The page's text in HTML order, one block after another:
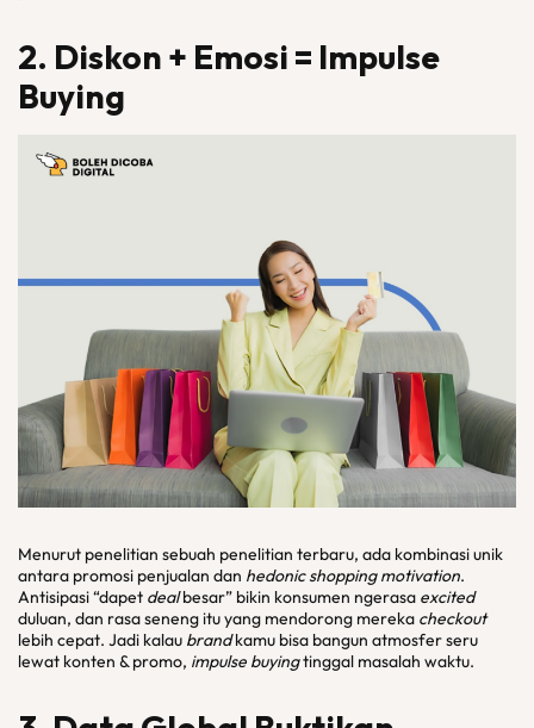
2. Diskon + Emosi = Impulse
Buying
Menurut penelitian sebuah penelitian terbaru, ada kombinasi unik
antara promosi penjualan dan hedonic shopping motivation.
Antisipasi “dapet dealbesar” bikin konsumen ngerasa excited
duluan, dan rasa seneng itu yang mendorong mereka checkout
lebih cepat. Jadi kalau brandkamu bisa bangun atmosfer seru
lewat konten & promo, impulse buyingtinggal masalah waktu.